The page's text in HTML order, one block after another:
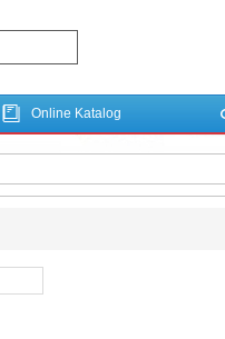
Online Katalog